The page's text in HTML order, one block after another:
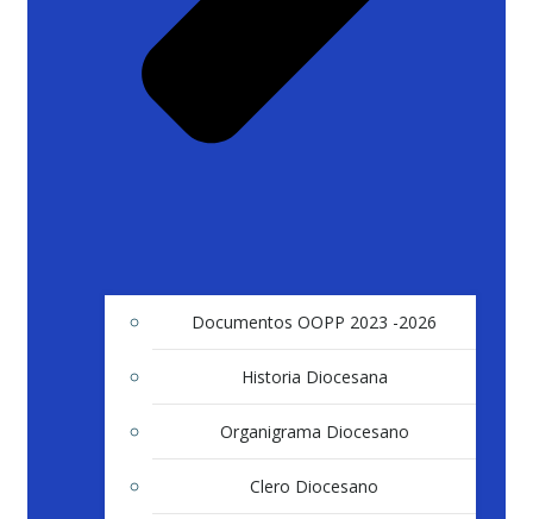
Documentos OOPP 2023 -2026
Historia Diocesana
Organigrama Diocesano
Clero Diocesano